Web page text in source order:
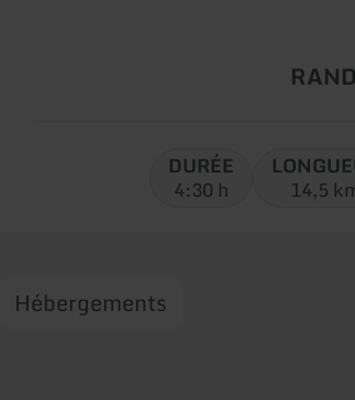
Type
DURÉE
4:30 h
14,5
Hébergements